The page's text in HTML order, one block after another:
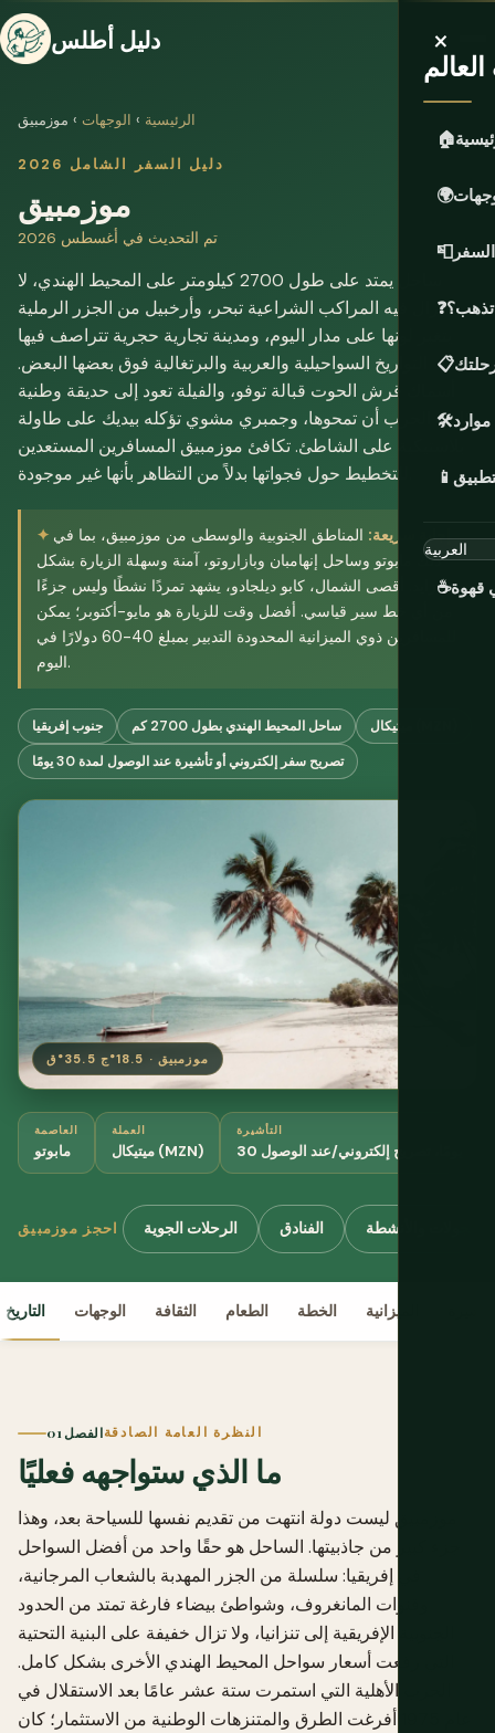
دليل أطلس ×
🏠
🌍
📮
❓تذهب؟
📋
🛠️موارد
📱
☕قهوة
الرئيسية › الوجهات › موزمبيق
دليل السفر الشامل 2026
موزمبيق
تم التحديث في أغسطس 2026
ساحل يمتد على طول 2700 كيلومتر على المحيط الهندي، لا
تزال فيه المراكب الشراعية تبحر، وأرخبيل من الجزر الرملية
يتغير لونها على مدار اليوم، ومدينة تجارية حجرية تتراصف فيها
التواريخ السواحيلية والعربية والبرتغالية فوق بعضها البعض.
أسماك قرش الحوت قبالة توفو، والفيلة تعود إلى حديقة وطنية
كادت الحرب أن تمحوها، وجمبري مشوي تؤكله بيديك على طاولة
بلاستيكية على الشاطئ. تكافئ موزمبيق المسافرين المستعدين
إجابة سريعة: المناطق الجنوبية والوسطى من موزمبيق، بما في
ذلك مابوتو وساحل إنهامبان وبازاروتو، آمنة وسهلة الزيارة بشكل
متزايد. أقصى الشمال، كابو ديلجادو، يشهد تمردًا نشطًا وليس جزءًا
من أي خط سير قياسي. أفضل وقت للزيارة هو مايو-أكتوبر؛ يمكن
للمسافرين ذوي الميزانية المحدودة التدبير بمبلغ 40-60 دولارًا في
اليوم.
جنوب إفريقيا ساحل المحيط الهندي بطول 2700 كم
تصريح سفر إلكتروني أو تأشيرة عند الوصول لمدة 30 يومًا
موزمبيق · 18.5°ج 35.5°ق
العاصمة
مابوتو
العملة
ميتيكال (MZN)
التأشيرة
30 يومًا، تصريح إلكتروني/عند الوصول
احجز موزمبيق الرحلات الجوية الفنادق الجولات والأنشطة
التاريخ الوجهات الثقافة الطعام الخطة الميزانية
الفصل 01النظرة العامة الصادقة
ما الذي ستواجهه فعليًا
موزمبيق ليست دولة انتهت من تقديم نفسها للسياحة بعد، وهذا
جزء كبير من جاذبيتها. الساحل هو حقًا واحد من أفضل السواحل
في إفريقيا: سلسلة من الجزر المهدبة بالشعاب المرجانية،
وقنوات المانغروف، وشواطئ بيضاء فارغة تمتد من الحدود
الجنوبية الإفريقية إلى تنزانيا، ولا تزال خفيفة على البنية التحتية
التي رفعت أسعار سواحل المحيط الهندي الأخرى بشكل كامل.
الحرب الأهلية التي استمرت ستة عشر عامًا بعد الاستقلال في
عام 1975 أفرغت الطرق والمتنزهات الوطنية من الاستثمار؛ كان